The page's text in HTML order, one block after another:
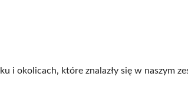
i okolicach, które znalazły się w naszym